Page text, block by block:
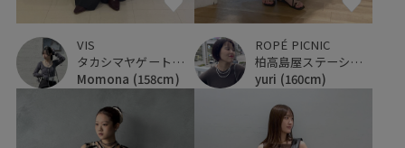
VIS
タカシマヤゲートタワーモール
Momona (158cm)
ROPÉ PICNIC
柏高島屋ステーションモール
yuri (160cm)